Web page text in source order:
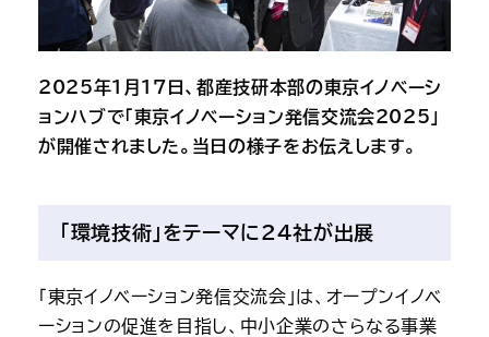
2025年1月17日、都産技研本部の東京イノベーシ
ョンハブで「東京イノベーション発信交流会2025」
が開催されました。当日の様子をお伝えします。
「環境技術」をテーマに24社が出展
「東京イノベーション発信交流会」は、オープンイノベ
ーションの促進を目指し、中小企業のさらなる事業